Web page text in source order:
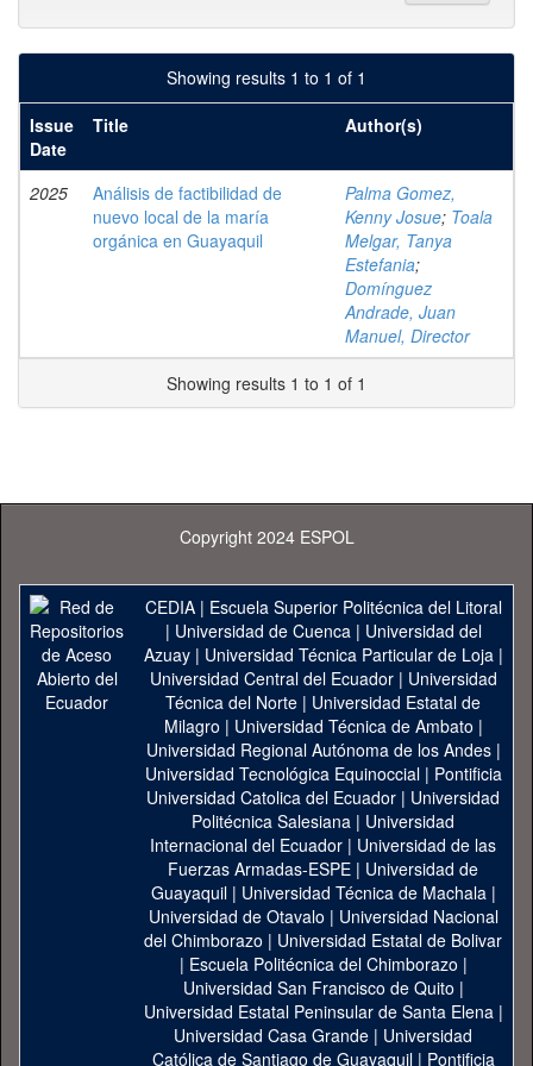
Showing results 1 to 1 of 1
Issue
Date
Title Author(s)
2025
Análisis de factibilidad de
nuevo local de la maría
orgánica en Guayaquil
Palma Gomez,
Kenny Josue; Toala
Melgar, Tanya
Estefania;
Domínguez
Andrade, Juan
Manuel, Director
Showing results 1 to 1 of 1
Copyright 2024 ESPOL
CEDIA| Escuela Superior Politécnica del Litoral
| Universidad de Cuenca| Universidad del
Azuay| Universidad Técnica Particular de Loja|
Universidad Central del Ecuador| Universidad
Técnica del Norte | Universidad Estatal de
Milagro | Universidad Técnica de Ambato |
Universidad Regional Autónoma de los Andes|
Universidad Tecnológica Equinoccial| Pontificia
Universidad Catolica del Ecuador | Universidad
Politécnica Salesiana | Universidad
Internacional del Ecuador | Universidad de las
Fuerzas Armadas-ESPE | Universidad de
Guayaquil| Universidad Técnica de Machala|
Universidad de Otavalo | Universidad Nacional
del Chimborazo | Universidad Estatal de Bolivar
| Escuela Politécnica del Chimborazo |
Universidad San Francisco de Quito |
Universidad Estatal Peninsular de Santa Elena|
Universidad Casa Grande | Universidad
Católica de Santiago de Guayaquil| Pontificia